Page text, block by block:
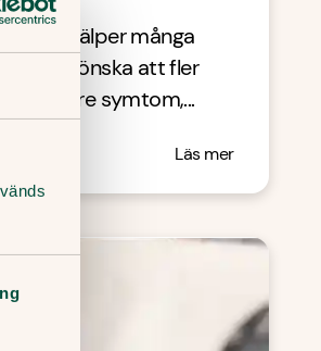
och hjälper många
skulle önska att fler
symtom,...
Läs mer